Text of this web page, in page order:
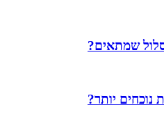
שמתאים?
יותר?